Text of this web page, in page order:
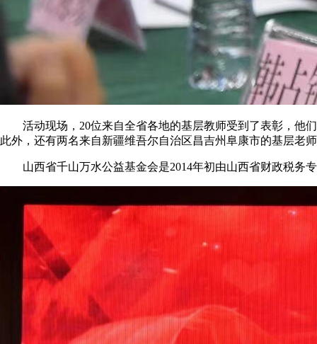
活动现场，20位来自全省各地的基层教师受到了表彰，他们
此外，还有两名来自新疆维吾尔自治区昌吉州阜康市的基层老
山西省千山万水公益基金会是2014年初由山西省财政税务专